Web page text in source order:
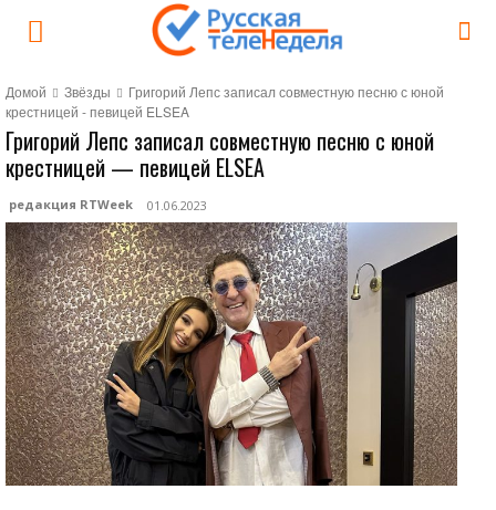
Домой Звёзды
Григорий Лепс записал совместную песню с юной
крестницей - певицей ELSEA
Григорий Лепс записал совместную песню с юной
крестницей — певицей ELSEA
редакция RTWeek 01.06.2023